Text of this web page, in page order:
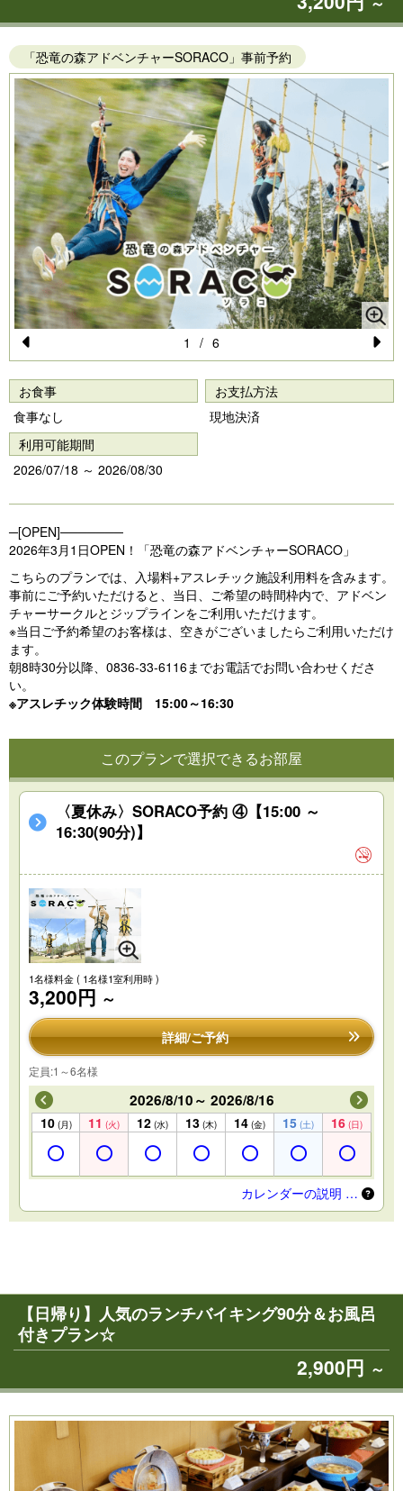
「恐竜の森アドベンチャーSORACO」事前予約
Pr
e
vi
o
u
s
N
1 / 6
お食事
食事なし
お支払方法
現地決済
利用可能期間
2026/07/18 ～ 2026/08/30
─[OPEN]───────
2026年3月1日OPEN！「恐竜の森アドベンチャーSORACO」
こちらのプランでは、入場料+アスレチック施設利用料を含みます。
事前にご予約いただけると、当日、ご希望の時間枠内で、アドベン
チャーサークルとジップラインをご利用いただけます。
※当日ご予約希望のお客様は、空きがございましたらご利用いただけ
ます。
朝8時30分以降、0836-33-6116までお電話でお問い合わせくださ
い。
※アスレチック体験時間 15:00～16:30
このプランで選択できるお部屋
〈夏休み〉SORACO予約 ④【15:00 ～
16:30(90分)】
1名様料金( 1名様1室利用時 )
3,200円 ～
詳細/ご予約
定員:1～6名様
2026/8/10～ 2026/8/16
10 (月) 11 (火) 12 (水) 13 (木) 14 (金) 15 (土) 16 (日)
カレンダーの説明 …
【日帰り】人気のランチバイキング90分＆お風呂
付きプラン☆
2,900円 ～